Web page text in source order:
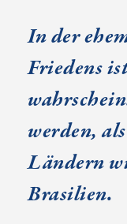
In der
Friedens
werden,
Ländern
Brasilien.